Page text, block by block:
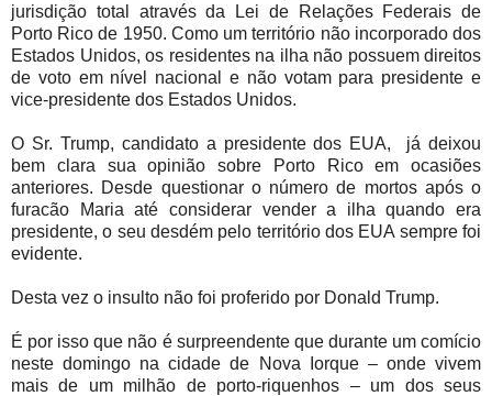
jurisdição total através da Lei de Relações Federais de
Porto Rico de 1950. Como um território não incorporado dos
Estados Unidos, os residentes na ilha não possuem direitos
de voto em nível nacional e não votam para presidente e
vice-presidente dos Estados Unidos.
O Sr. Trump, candidato a presidente dos EUA, já deixou
bem clara sua opinião sobre Porto Rico em ocasiões
anteriores. Desde questionar o número de mortos após o
furacão Maria até considerar vender a ilha quando era
presidente, o seu desdém pelo território dos EUA sempre foi
evidente.
Desta vez o insulto não foi proferido por Donald Trump.
É por isso que não é surpreendente que durante um comício
neste domingo na cidade de Nova Iorque – onde vivem
mais de um milhão de porto-riquenhos – um dos seus